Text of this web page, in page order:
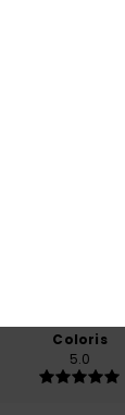
Coloris
5.0